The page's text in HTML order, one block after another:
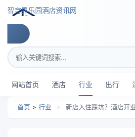
智穹界乐园酒店资讯网
搜索关键词
网站首页 酒店 行业 出行
首页 > 行业 > 新店入住踩坑？酒店开